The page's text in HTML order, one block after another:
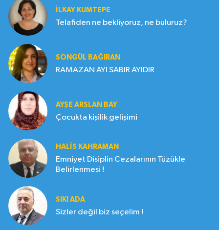
İLKAY KUMTEPE
Telafiden ne bekliyoruz, ne buluruz?
SONGÜL BAĞIRAN
RAMAZAN AYI SABIR AYIDIR
AYŞE ARSLAN BAY
Çocukta kişilik gelişimi
HALIS KAHRAMAN
Emniyet Disiplin Cezalarının Tüzükle
Belirlenmesi !
SIKI ADA
Sizler değil biz seçelim !